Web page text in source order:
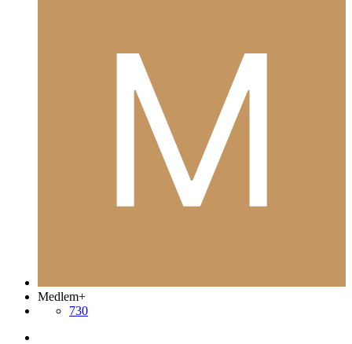
Medlem+
730